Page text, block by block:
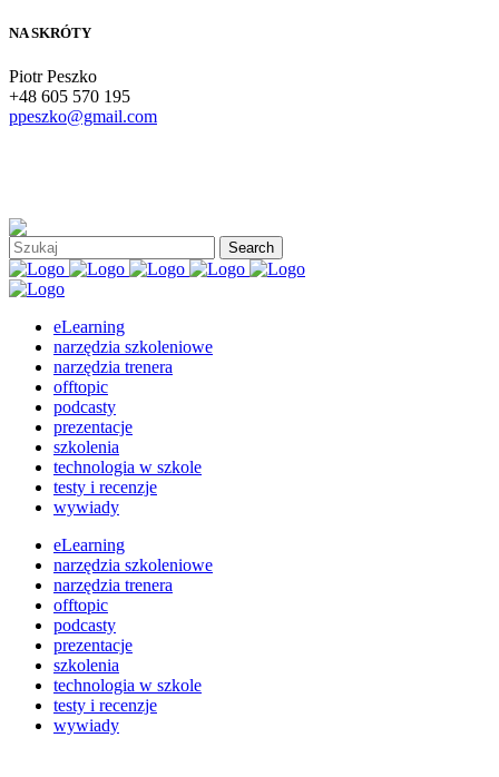
NA SKRÓTY
Piotr Peszko
+48 605 570 195
ppeszko@gmail.com
eLearning
narzędzia szkoleniowe
narzędzia trenera
offtopic
podcasty
prezentacje
szkolenia
technologia w szkole
testy i recenzje
wywiady
eLearning
narzędzia szkoleniowe
narzędzia trenera
offtopic
podcasty
prezentacje
szkolenia
technologia w szkole
testy i recenzje
wywiady